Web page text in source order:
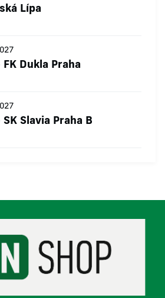
Lípa
FK Dukla Praha
SK Slavia Praha B